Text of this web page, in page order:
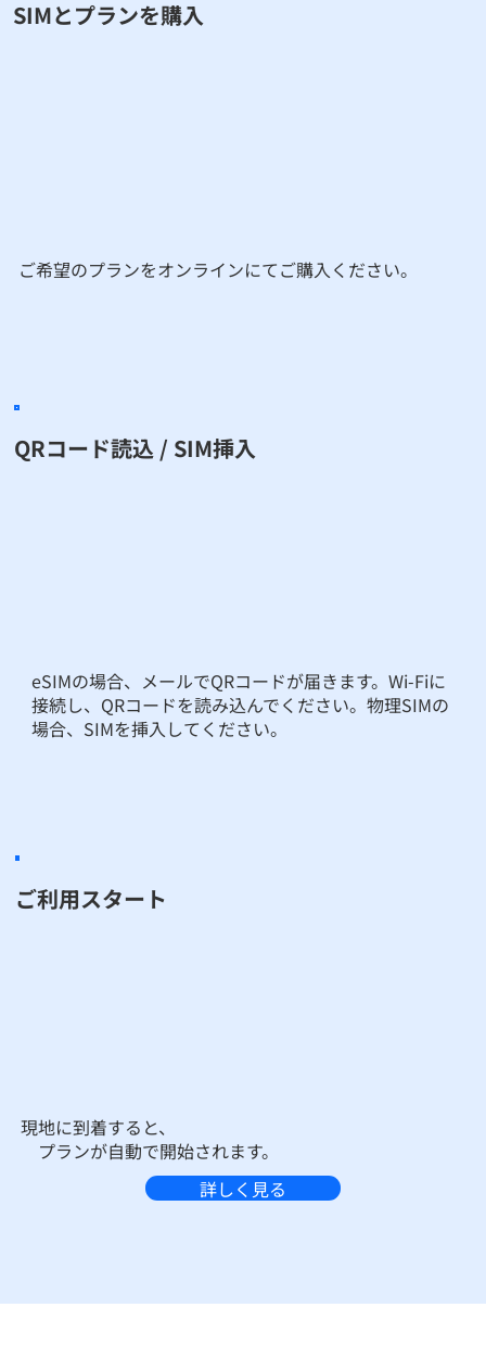
​SIMとプランを購入
​ご希望のプランをオンラインにてご購入ください。
QRコード読込 / SIM挿入
eSIMの場合、メールでQRコードが届きます。Wi-Fiに
接続し、QRコードを読み込んでください。物理SIMの
場合、SIMを挿入してください。
ご利用スタート
現地に到着すると、
プランが自動で開始されます。
詳しく見る